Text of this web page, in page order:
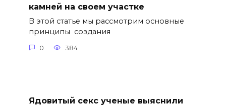
камней на своем участке
В этой статье мы рассмотрим основные
принципы создания
0 384
Ядовитый секс ученые выяснили